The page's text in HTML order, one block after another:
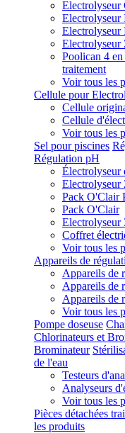
Electrolyseur
Electrolyseur
Electrolyseur
Electrolyseur
Poolican 4
traitement
Voir tous les
Cellule pour
Cellule
Cellule
Voir tous les
Sel pour piscines
Régulation pH
Électrolyseur
Electrolyseur
Pack O'Clair
Pack O'Clair
Electrolyseur
Coffret
Voir tous les
Appareils de
Appareils de
Appareils de
Appareils de
Voir tous les
Pompe doseuse
Chlorinateurs et
Brominateur
de l'eau
Testeurs
Analyseurs
Voir tous les
Pièces détachées
les produits